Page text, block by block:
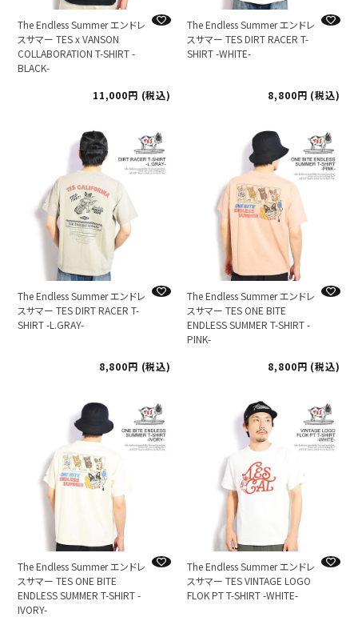
The Endless Summer エンドレ
スサマー TES x VANSON
COLLABORATION T-SHIRT -
BLACK-
11,000
税込
The Endless Summer エンドレ
スサマー TES DIRT RACER T-
SHIRT -WHITE-
8,800 税込
The Endless Summer エンドレ
スサマー TES DIRT RACER T-
SHIRT -L.GRAY-
8,800 税込
The Endless Summer エンドレ
スサマー TES ONE BITE
ENDLESS SUMMER T-SHIRT -
PINK-
8,800
税込
The Endless Summer エンドレ
スサマー TES ONE BITE
ENDLESS SUMMER T-SHIRT -
IVORY-
The Endless Summer エンドレ
スサマー TES VINTAGE LOGO
FLOK PT T-SHIRT -WHITE-